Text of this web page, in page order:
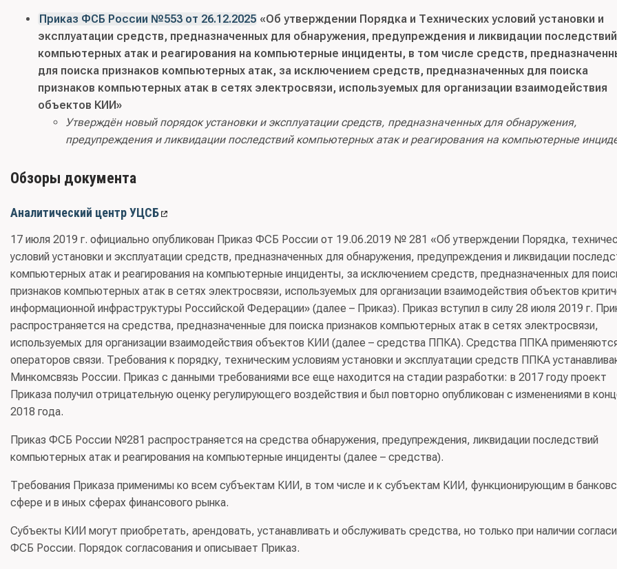
Приказ ФСБ России №553 от 26.12.2025 «Об утверждении Порядка и Технических условий установки и
эксплуатации средств, предназначенных для обнаружения, предупреждения и ликвидации последствий
компьютерных атак и реагирования на компьютерные инциденты, в том числе средств,
для поиска признаков компьютерных атак, за исключением средств, предназначенных для поиска
признаков компьютерных атак в сетях электросвязи, используемых для организации взаимодействия
объектов КИИ»
Утверждён новый порядок установки и эксплуатации средств, предназначенных для обнаружения,
предупреждения и ликвидации последствий компьютерных атак и реагирования на компьютерные
Обзоры документа
Аналитический центр УЦСБ
17 июля 2019 г. официально опубликован Приказ ФСБ России от 19.06.2019 № 281 «Об утверждении Порядка,
условий установки и эксплуатации средств, предназначенных для обнаружения, предупреждения и ликвидации
компьютерных атак и реагирования на компьютерные инциденты, за исключением средств, предназначенных для
признаков компьютерных атак в сетях электросвязи, используемых для организации взаимодействия объектов
информационной инфраструктуры Российской Федерации» (далее – Приказ). Приказ вступил в силу 28 июля 2019 г.
распространяется на средства, предназначенные для поиска признаков компьютерных атак в сетях электросвязи,
используемых для организации взаимодействия объектов КИИ (далее – средства ППКА). Средства ППКА
операторов связи. Требования к порядку, техническим условиям установки и эксплуатации средств ППКА
Минкомсвязь России. Приказ с данными требованиями все еще находится на стадии разработки: в 2017 году проект
Приказа получил отрицательную оценку регулирующего воздействия и был повторно опубликован с изменениями в
2018 года.
Приказ ФСБ России №281 распространяется на средства обнаружения, предупреждения, ликвидации последствий
компьютерных атак и реагирования на компьютерные инциденты (далее – средства).
Требования Приказа применимы ко всем субъектам КИИ, в том числе и к субъектам КИИ, функционирующим в
сфере и в иных сферах финансового рынка.
Субъекты КИИ могут приобретать, арендовать, устанавливать и обслуживать средства, но только при наличии
ФСБ России. Порядок согласования и описывает Приказ.